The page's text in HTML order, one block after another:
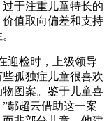
于注重儿童特长的
值取向偏差和支持
迎检时，上级领导
孤独症儿童很喜欢
图案。鉴于儿童喜
鄢超云借助这一案